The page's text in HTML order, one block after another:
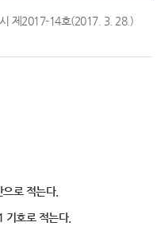
제2017-14호(2017. 3. 28.)
로 적는다.
기호로 적는다.